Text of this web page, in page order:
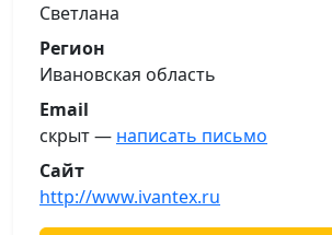
Светлана
Регион
Ивановская область
Email
скрыт — написать письмо
Сайт
http://www.ivantex.ru